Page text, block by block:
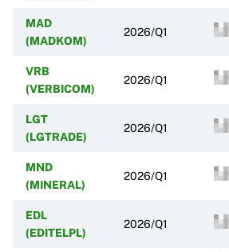
MAD
(MADKOM)
2026/Q1
VRB
(VERBICOM)
2026/Q1
LGT
(LGTRADE)
2026/Q1
MND
(MINERAL)
2026/Q1
EDL
(EDITELPL)
2026/Q1